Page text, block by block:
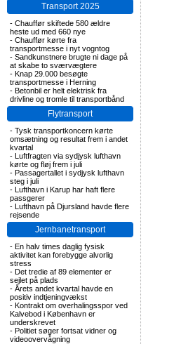
Transport 2025
- Chauffør skiftede 580 ældre
heste ud med 660 nye
- Chauffør kørte fra
transportmesse i nyt vogntog
- Sandkunstnere brugte ni dage på
at skabe to sværvægtere
- Knap 29.000 besøgte
transportmesse i Herning
- Betonbil er helt elektrisk fra
drivline og tromle til transportbånd
Flytransport
- Tysk transportkoncern kørte
omsætning og resultat frem i andet
kvartal
- Luftfragten via sydjysk lufthavn
kørte og fløj frem i juli
- Passagertallet i sydjysk lufthavn
steg i juli
- Lufthavn i Karup har haft flere
passgerer
- Lufthavn på Djursland havde flere
rejsende
Jernbanetransport
- En halv times daglig fysisk
aktivitet kan forebygge alvorlig
stress
- Det tredie af 89 elementer er
sejlet på plads
- Årets andet kvartal havde en
positiv indtjeningvækst
- Kontrakt om overhalingsspor ved
Kalvebod i København er
underskrevet
- Politiet søger fortsat vidner og
videoovervågning